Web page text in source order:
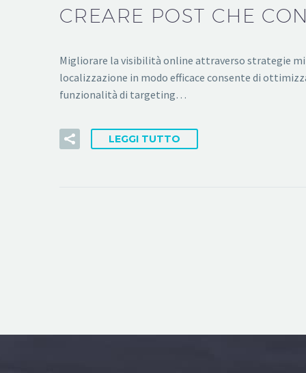
CREARE POST CHE
Migliorare la visibilità online attraverso strategie
localizzazione in modo efficace consente di
funzionalità di targeting…
LEGGI TUTTO